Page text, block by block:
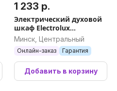
1 233 р.
Электрический духовой
шкаф Electrolux
KODEF70BZ
Минск, Центральный
Онлайн-заказ Гарантия
Добавить в корзину